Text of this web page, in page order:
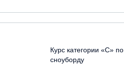
Курс категории «С» по
сноуборду